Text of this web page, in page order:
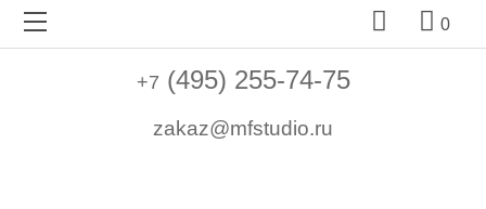
  0
+7 (495) 255-74-75
zakaz@mfstudio.ru